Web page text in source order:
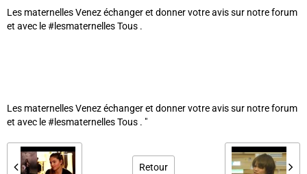
Les maternelles Venez échanger et donner votre avis sur notre forum
et avec le #lesmaternelles Tous .
Les maternelles Venez échanger et donner votre avis sur notre forum
et avec le #lesmaternelles Tous . "
Retour